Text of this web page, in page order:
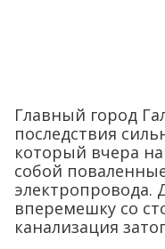
Главный город
последствия
который вчера
собой
электропровода.
вперемешку со
канализация